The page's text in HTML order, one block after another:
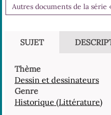
Autres documents de la série
SUJET
Thème
Dessin et dessinateurs
Genre
Historique (Littérature)